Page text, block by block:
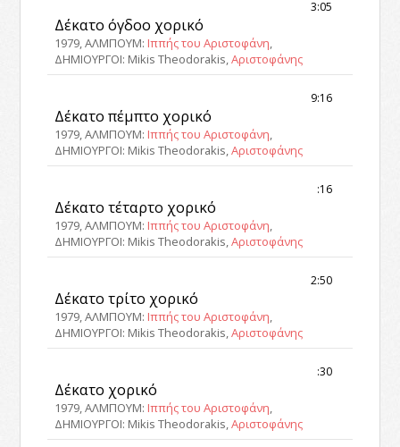
3:05
Δέκατο όγδοο χορικό
1979, ΑΛΜΠΟΥΜ: Ιππής του Αριστοφάνη,
ΔΗΜΙΟΥΡΓΟΙ: Mikis Theodorakis,Αριστοφάνης
9:16
Δέκατο πέμπτο χορικό
1979, ΑΛΜΠΟΥΜ: Ιππής του Αριστοφάνη,
ΔΗΜΙΟΥΡΓΟΙ: Mikis Theodorakis,Αριστοφάνης
:16
Δέκατο τέταρτο χορικό
1979, ΑΛΜΠΟΥΜ: Ιππής του Αριστοφάνη,
ΔΗΜΙΟΥΡΓΟΙ: Mikis Theodorakis,Αριστοφάνης
2:50
Δέκατο τρίτο χορικό
1979, ΑΛΜΠΟΥΜ: Ιππής του Αριστοφάνη,
ΔΗΜΙΟΥΡΓΟΙ: Mikis Theodorakis,Αριστοφάνης
:30
Δέκατο χορικό
1979, ΑΛΜΠΟΥΜ: Ιππής του Αριστοφάνη,
ΔΗΜΙΟΥΡΓΟΙ: Mikis Theodorakis,Αριστοφάνης